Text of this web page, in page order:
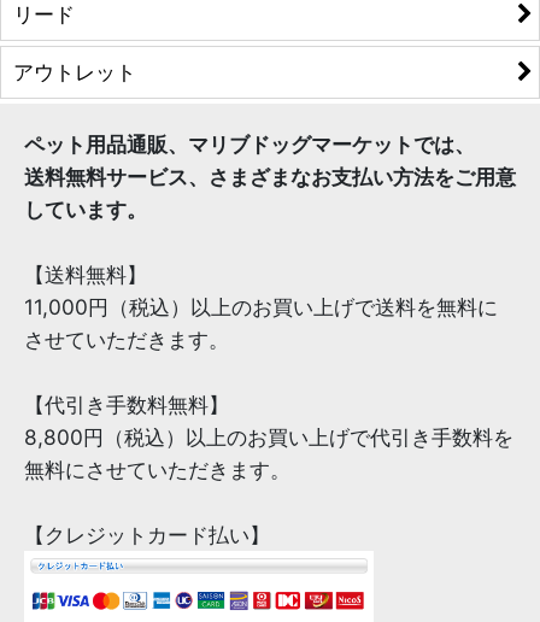
リード
アウトレット
ペット用品通販、マリブドッグマーケットでは、
送料無料サービス、さまざまなお支払い方法をご用意
しています。
【送料無料】
11,000円（税込）以上のお買い上げで送料を無料に
させていただきます。
【代引き手数料無料】
8,800円（税込）以上のお買い上げで代引き手数料を
無料にさせていただきます。
【クレジットカード払い】